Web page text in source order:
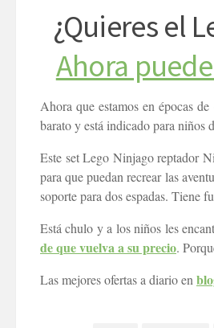
¿Quieres el
Ahora
Ahora que estamos en épocas
barato y está indicado para niños
Este set Lego Ninjago reptador
para que puedan recrear las
soporte para dos espadas. Tiene
Está chulo y a los niños les
de que vuelva a su precio.
Las mejores ofertas a diario en